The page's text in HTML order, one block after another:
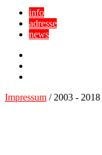
info
adresse
news
Impressum / 2003 - 2018